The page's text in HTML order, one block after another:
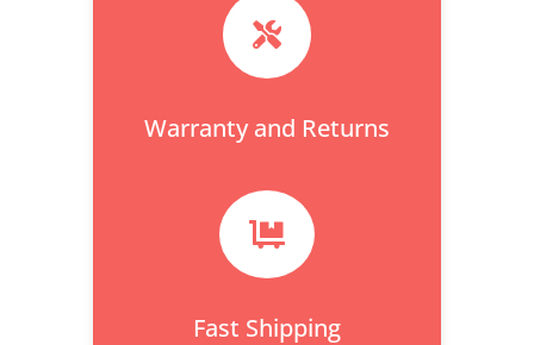

Warranty and Returns

Fast Shipping